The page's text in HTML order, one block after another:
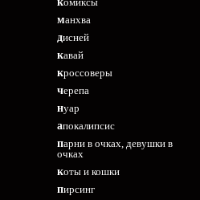
манхва
дисней
кавай
кроссоверы
черепа
нуар
апокалипсис
парни в очках, девушки в
очках
коты и кошки
пирсинг